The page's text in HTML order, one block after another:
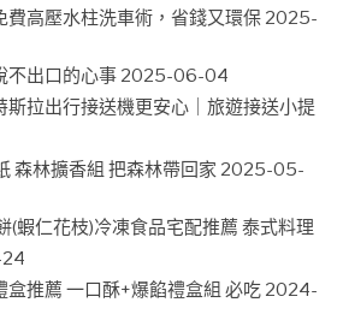
費高壓水柱洗車術，省錢又環保 2025-
不出口的心事 2025-06-04
斯拉出行接送機更安心｜旅遊接送小提
森林擴香組 把森林帶回家 2025-05-
(蝦仁花枝)冷凍食品宅配推薦 泰式料理
盒推薦 一口酥+爆餡禮盒組 必吃 2024-